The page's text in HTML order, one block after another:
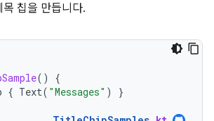
칩을 만듭니다.
()
{
{ Text( "Messages" )
}